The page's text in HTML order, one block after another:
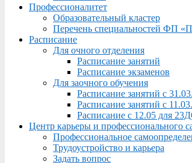
Профессионалитет
Образовательный кластер
Перечень специальностей ФП
Расписание
Для очного отделения
Расписание занятий
Расписание экзаменов
Для заочного обучения
Расписание занятий с
Расписание занятий с
Расписание с 12.05 для
Центр карьеры и профессионального
Профессиональное
Трудоустройство и карьера
Задать вопрос